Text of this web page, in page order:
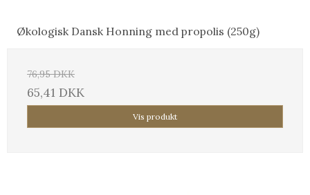
Økologisk Dansk Honning med propolis (250g)
76,95 DKK
65,41 DKK
Vis produkt